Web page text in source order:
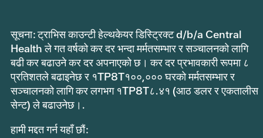
सूचना: ट्राभिस काउन्टी हेल्थकेयर डिस्ट्रिक्ट d/b/a Central
Health ले गत वर्षको कर दर भन्दा मर्मतसम्भार र सञ्चालनको लागि
बढी कर बढाउने कर दर अपनाएको छ। कर दर प्रभावकारी रूपमा ८
प्रतिशतले बढाइनेछ र १TP8T१००,००० घरको मर्मतसम्भार र
सञ्चालनको लागि कर लगभग १TP8T८.४१ (आठ डलर र एकतालीस
सेन्ट) ले बढाउनेछ।.
हामी मद्दत गर्न यहाँ छौं: